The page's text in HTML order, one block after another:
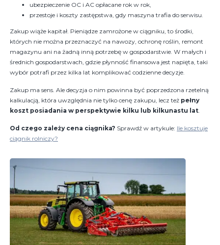
ubezpieczenie OC i AC opłacane rok w rok,
przestoje i koszty zastępstwa, gdy maszyna trafia do serwisu.
Zakup wiąże kapitał. Pieniądze zamrożone w ciągniku, to środki,
których nie można przeznaczyć na nawozy, ochronę roślin, remont
magazynu ani na żadną inną potrzebę w gospodarstwie. W małych i
średnich gospodarstwach, gdzie płynność finansowa jest napięta, taki
wybór potrafi przez kilka lat komplikować codzienne decyzje.
Zakup ma sens. Ale decyzja o nim powinna być poprzedzona rzetelną
kalkulacją, która uwzględnia nie tylko cenę zakupu, lecz też pełny
koszt posiadania w perspektywie kilku lub kilkunastu lat.
Od czego zależy cena ciągnika? Sprawdź w artykule: Ile kosztuje
ciągnik rolniczy?